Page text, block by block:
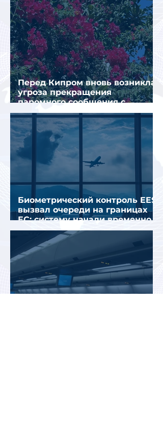
Перед Кипром вновь возникла
угроза прекращения
паромного сообщения с
Грецией
Биометрический контроль EES
вызвал очереди на границах
ЕС: систему начали временно
отключать